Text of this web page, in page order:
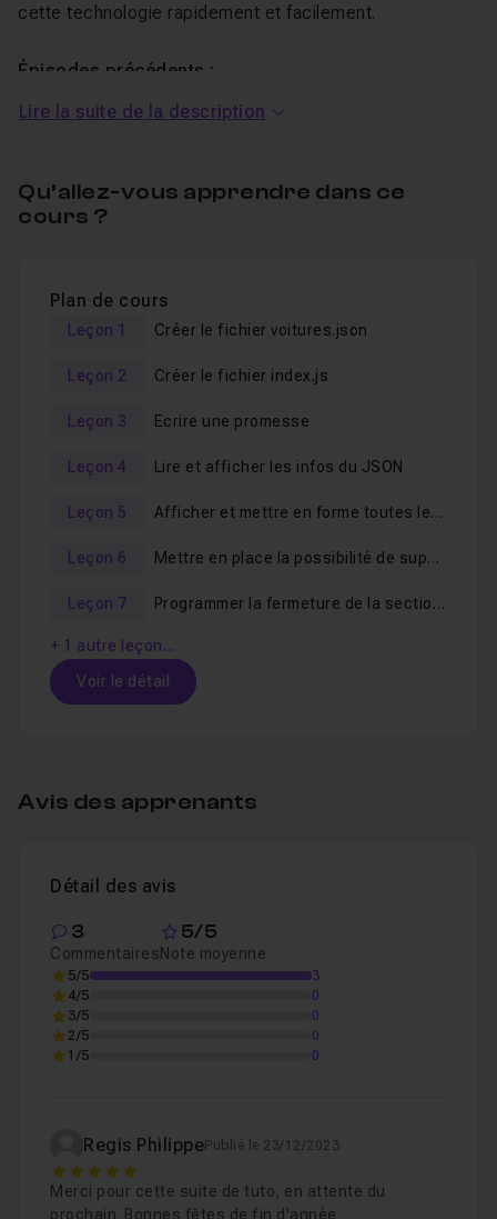
cette technologie rapidement et facilement.
Épisodes précédents :
Les bases de React JS #1/9 : La découverte du
Les bases de ReactJS #2/9 : Composant à base de
classe
Les bases de ReactJS #4/9 : Les hooks
HTML
Lire la suite de la description
Qu’allez-vous apprendre dans ce
cours ?
Plan de cours
Leçon 1 Créer le fichier voitures.json
Leçon 2 Créer le fichier index.js
Leçon 3 Ecrire une promesse
Leçon 4 Lire et afficher les infos du JSON
Leçon 5 Afficher et mettre en forme toutes les datas du JSON
Leçon 6 Mettre en place la possibilité de suppression d'une section
Leçon 7 Programmer la fermeture de la section cliquée
+ 1 autre leçon…
Voir le détail
Leçon 3 Ecrire une promesse
Leçon 4 Lire et afficher les infos du JSON
Leçon 5 Afficher et mettre en forme toutes les datas
Avis des apprenants
Détail des avis
3
Commentaires
5/5
Note moyenne
5/5
3
4/5
0
3/5
0
2/5
0
1/5
0
Regis PhilippePublié le 23/12/2023
5
Merci pour cette suite de tuto, en attente du
prochain. Bonnes fêtes de fin d'année